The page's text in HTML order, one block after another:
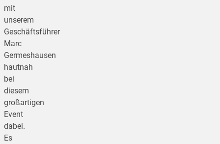
mit
unserem
Geschäftsführer
Marc
Germeshausen
hautnah
bei
diesem
großartigen
Event
dabei.
Es